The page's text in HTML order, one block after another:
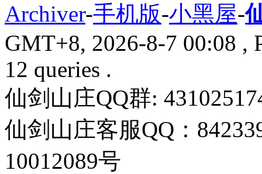
Archiver-手机版-小黑屋-
GMT+8, 2026-8-7 00:08 ,
12 queries .
仙剑山庄QQ群:
仙剑山庄客服QQ：
10012089号